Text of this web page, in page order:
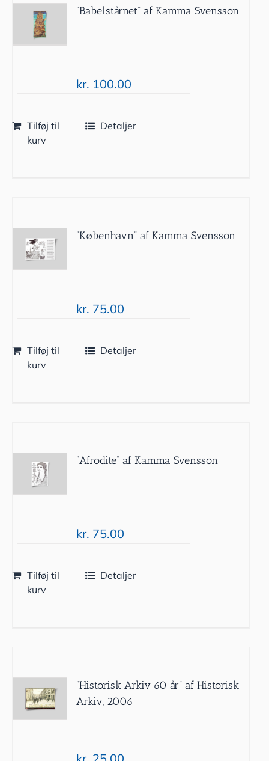
”Babelstårnet” af Kamma Svensson
kr. 100.00
Tilføj til
kurv
Detaljer
”København” af Kamma Svensson
kr. 75.00
Tilføj til
kurv
Detaljer
”Afrodite” af Kamma Svensson
kr. 75.00
Tilføj til
kurv
Detaljer
”Historisk Arkiv 60 år” af Historisk
Arkiv, 2006